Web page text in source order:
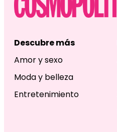
Descubre más
Amor y sexo
Moda y belleza
Entretenimiento